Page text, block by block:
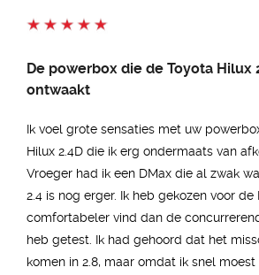
De powerbox die de Toyota Hilux
ontwaakt
Ik voel grote sensaties met uw
Hilux 2.4D die ik erg ondermaats van
Vroeger had ik een DMax die al zwak
2.4 is nog erger. Ik heb gekozen voor de
comfortabeler vind dan de
heb getest. Ik had gehoord dat het
komen in 2.8, maar omdat ik snel